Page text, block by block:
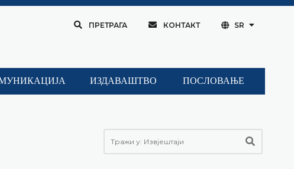
ПРЕТРАГА КОНТАКТ SR
ИЗДАВАШТВО ПОСЛОВАЊЕ